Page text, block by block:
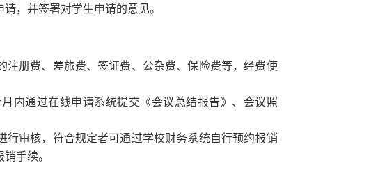
，并签署对学生申请的意见。
册费、差旅费、签证费、公杂费、保险费等，经费使
内通过在线申请系统提交《会议总结报告》、会议照
审核，符合规定者可通过学校财务系统自行预约报销
手续。